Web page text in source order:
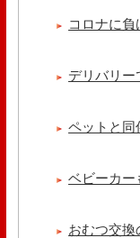
煮込みました ニー
【 よもぎ蒸しやリ
コロナに
デリバリー
ペットと同
ベビーカー
おむつ交換